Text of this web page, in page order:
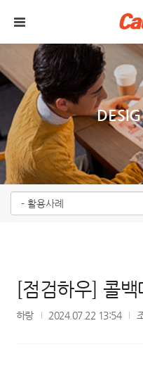
[점검하우] 콜백
하랑 2024.07.22 13:54